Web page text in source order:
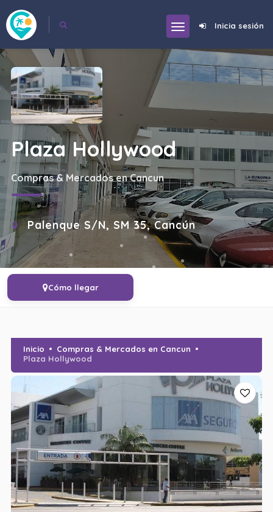
Inicia sesión
Plaza Hollywood
Compras & Mercados en Cancun
Palenque S/N, SM 35, Cancún
Cómo llegar
Inicio
Compras & Mercados en Cancun
Plaza Hollywood